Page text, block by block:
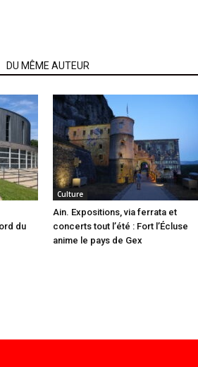
DU MÊME AUTEUR
du
Culture
Ain. Expositions, via ferrata et
concerts tout l’été : Fort l’Écluse
anime le pays de Gex